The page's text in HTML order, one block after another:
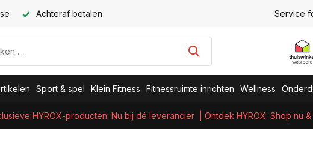
Achteraf betalen Service
Sport & spel Klein Fitness Fitnessruimte inrichten Wellness
HYROX-producten: Nu bij dé leverancier | Ontdek HYROX: Shop nu